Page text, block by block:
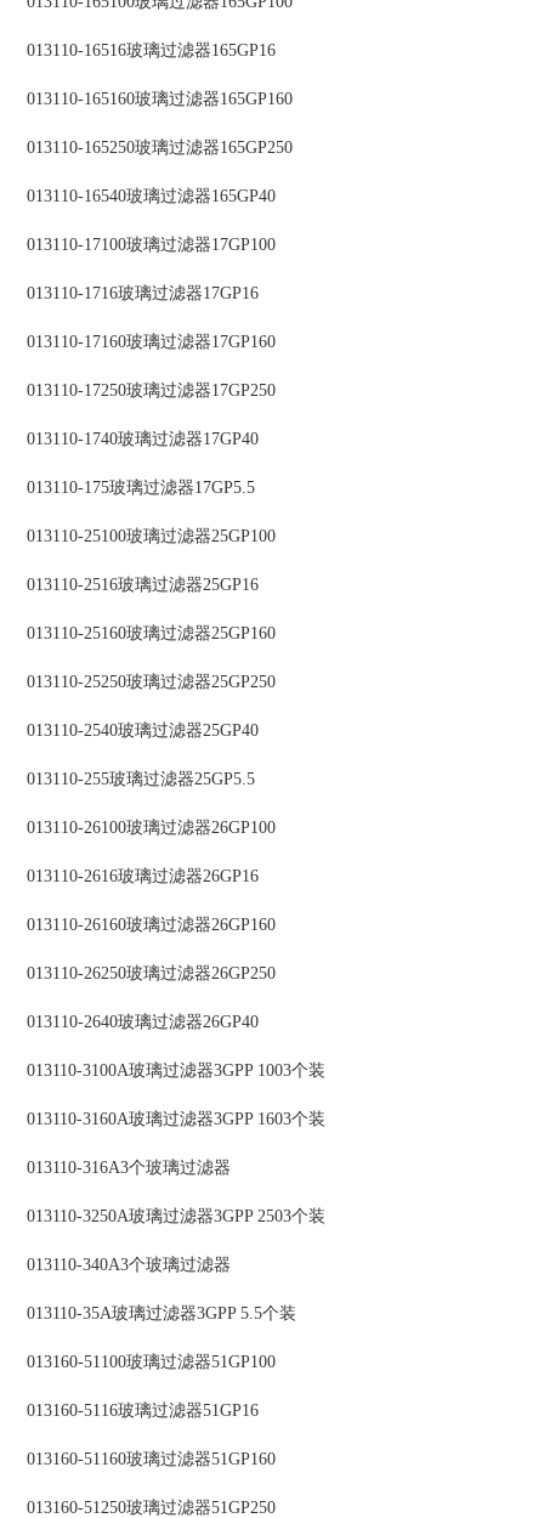
013110-16516玻璃过滤器165GP16
013110-165160玻璃过滤器165GP160
013110-165250玻璃过滤器165GP250
013110-16540玻璃过滤器165GP40
013110-17100玻璃过滤器17GP100
013110-1716玻璃过滤器17GP16
013110-17160玻璃过滤器17GP160
013110-17250玻璃过滤器17GP250
013110-1740玻璃过滤器17GP40
013110-175玻璃过滤器17GP5.5
013110-25100玻璃过滤器25GP100
013110-2516玻璃过滤器25GP16
013110-25160玻璃过滤器25GP160
013110-25250玻璃过滤器25GP250
013110-2540玻璃过滤器25GP40
013110-255玻璃过滤器25GP5.5
013110-26100玻璃过滤器26GP100
013110-2616玻璃过滤器26GP16
013110-26160玻璃过滤器26GP160
013110-26250玻璃过滤器26GP250
013110-2640玻璃过滤器26GP40
013110-3100A玻璃过滤器3GPP 1003个装
013110-3160A玻璃过滤器3GPP 1603个装
013110-316A3个玻璃过滤器
013110-3250A玻璃过滤器3GPP 2503个装
013110-340A3个玻璃过滤器
013110-35A玻璃过滤器3GPP 5.5个装
013160-51100玻璃过滤器51GP100
013160-5116玻璃过滤器51GP16
013160-51160玻璃过滤器51GP160
013160-51250玻璃过滤器51GP250